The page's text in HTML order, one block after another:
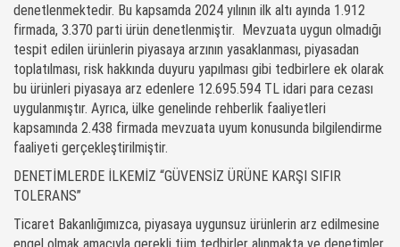
denetlenmektedir. Bu kapsamda 2024 yılının ilk altı ayında 1.912
firmada, 3.370 parti ürün denetlenmiştir. Mevzuata uygun olmadığı
tespit edilen ürünlerin piyasaya arzının yasaklanması, piyasadan
toplatılması, risk hakkında duyuru yapılması gibi tedbirlere ek olarak
bu ürünleri piyasaya arz edenlere 12.695.594 TL idari para cezası
uygulanmıştır. Ayrıca, ülke genelinde rehberlik faaliyetleri
kapsamında 2.438 firmada mevzuata uyum konusunda bilgilendirme
faaliyeti gerçekleştirilmiştir.
DENETİMLERDE İLKEMİZ “GÜVENSİZ ÜRÜNE KARŞI SIFIR
TOLERANS”
Ticaret Bakanlığımızca, piyasaya uygunsuz ürünlerin arz edilmesine